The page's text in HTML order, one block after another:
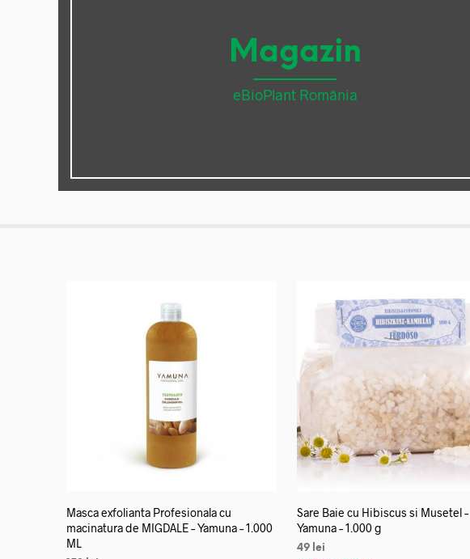
Magazin
eBioPlant România
Masca exfolianta Profesionala cu
macinatura de MIGDALE – Yamuna – 1.000
ML
Sare Baie cu Hibiscus si Musetel –
Yamuna – 1.000 g
49 lei